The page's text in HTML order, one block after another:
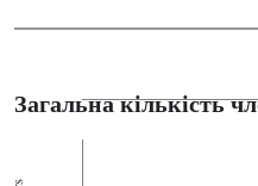
Загальна кількість